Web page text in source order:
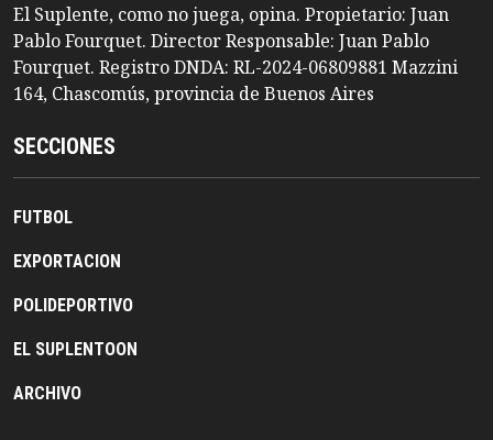
El Suplente, como no juega, opina. Propietario: Juan
Pablo Fourquet. Director Responsable: Juan Pablo
Fourquet. Registro DNDA: RL-2024-06809881 Mazzini
164, Chascomús, provincia de Buenos Aires
SECCIONES
FUTBOL
EXPORTACION
POLIDEPORTIVO
EL SUPLENTOON
ARCHIVO